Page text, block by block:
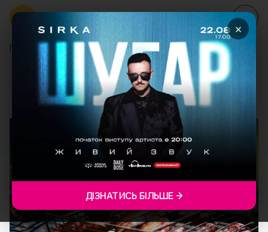
×
ДІЗНАТИСЬ БІЛЬШЕ →
Головна Блог Відпочинок біля Львова на природі
ВІДПОЧИНОК БІЛЯ ЛЬВОВА
НА ПРИРОДІ